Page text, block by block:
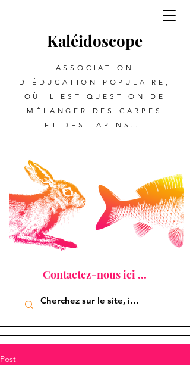
Kaléidoscope
ASSOCIATION
D'ÉDUCATION POPULAIRE,
OÙ IL EST QUESTION DE
MÉLANGER DES CARPES
ET DES LAPINS...
Contactez-nous ici ...
Post